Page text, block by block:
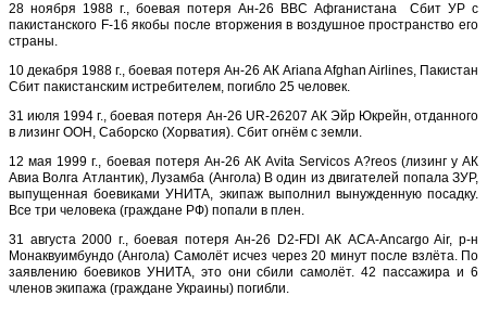
28 ноября 1988 г., боевая потеря Ан-26 ВВС Афганистана Сбит УР с
пакистанского F-16 якобы после вторжения в воздушное пространство его
страны.
10 декабря 1988 г., боевая потеря Ан-26 АК Ariana Afghan Airlines, Пакистан
Сбит пакистанским истребителем, погибло 25 человек.
31 июля 1994 г., боевая потеря Ан-26 UR-26207 АК Эйр Юкрейн, отданного
в лизинг ООН, Саборско (Хорватия). Сбит огнём с земли.
12 мая 1999 г., боевая потеря Ан-26 АК Avita Servicos A?reos (лизинг у АК
Авиа Волга Атлантик), Лузамба (Ангола) В один из двигателей попала ЗУР,
выпущенная боевиками УНИТА, экипаж выполнил вынужденную посадку.
Все три человека (граждане РФ) попали в плен.
31 августа 2000 г., боевая потеря Ан-26 D2-FDI АК ACA-Ancargo Air, р-н
Монаквуимбундо (Ангола) Самолёт исчез через 20 минут после взлёта. По
заявлению боевиков УНИТА, это они сбили самолёт. 42 пассажира и 6
членов экипажа (граждане Украины) погибли.